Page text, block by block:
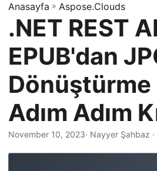
m
i
D
e
ğ
i
ş
t
Anasayfa » Aspose.Clouds
.NET REST
EPUB'dan
Dönüştürme
Adım Adım
November 10, 2023· Nayyer Şahbaz